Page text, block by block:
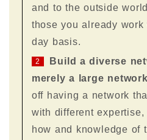
and to the outside
those you already
day basis.
2
Build a diverse
merely a large network
off having a network
with different
how and knowledge of